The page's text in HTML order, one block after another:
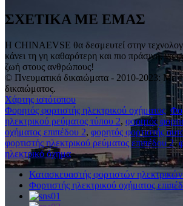
ΣΧΕΤΙΚΑ ΜΕ ΕΜΑΣ
Η CHINAEVSE θα δεσμευτεί στην
κάνει τη γη καθαρότερη και πιο πράσινη, να
ζωή στους ανθρώπους!
© Πνευματικά δικαιώματα - 2010-2023: Με
δικαιώματος.
Χάρτης ιστότοπου
Φορητός φορτιστής ηλεκτρικού οχήματος,
ηλεκτρικού ρεύματος τύπου 2, φορητός
οχήματος επιπέδου 2, φορητός φορτιστής
φορτιστής ηλεκτρικού ρεύματος επιπέδου 2,
ηλεκτρικό όχημα,
Κατασκευαστής φορτιστών
Φορτιστής ηλεκτρικού οχήματος